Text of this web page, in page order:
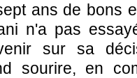
ans de bons
n'a pas
sur sa
sourire, en